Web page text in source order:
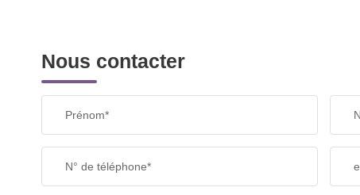
Nous contacter
Prénom*
N° de téléphone*